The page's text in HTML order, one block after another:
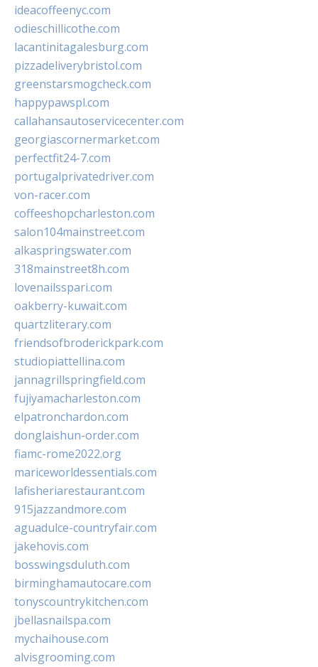
ideacoffeenyc.com
odieschillicothe.com
lacantinitagalesburg.com
pizzadeliverybristol.com
greenstarsmogcheck.com
happypawspl.com
callahansautoservicecenter.com
georgiascornermarket.com
perfectfit24-7.com
portugalprivatedriver.com
von-racer.com
coffeeshopcharleston.com
salon104mainstreet.com
alkaspringswater.com
318mainstreet8h.com
lovenailsspari.com
oakberry-kuwait.com
quartzliterary.com
friendsofbroderickpark.com
studiopiattellina.com
jannagrillspringfield.com
fujiyamacharleston.com
elpatronchardon.com
donglaishun-order.com
fiamc-rome2022.org
mariceworldessentials.com
lafisheriarestaurant.com
915jazzandmore.com
aguadulce-countryfair.com
jakehovis.com
bosswingsduluth.com
birminghamautocare.com
tonyscountrykitchen.com
jbellasnailspa.com
mychaihouse.com
alvisgrooming.com